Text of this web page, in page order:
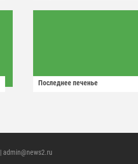
Последнее печенье
| admin@news2.ru